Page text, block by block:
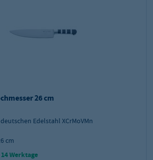
26 cm
Edelstahl XCrMoVMn
cm
Werktage